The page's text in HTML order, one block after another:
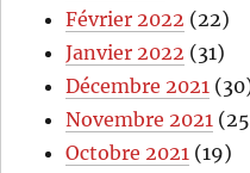
Février 2022 (22)
Janvier 2022 (31)
Décembre 2021
Novembre 2021
Octobre 2021 (19)